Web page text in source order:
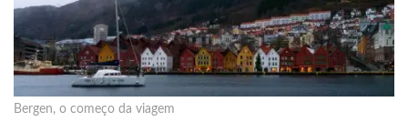
Bergen, o começo da viagem